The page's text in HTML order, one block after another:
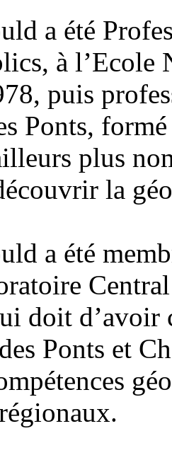
a été
à l’Ecole
puis
Ponts,
plus
la
a été
Central
doit d’avoir
Ponts et